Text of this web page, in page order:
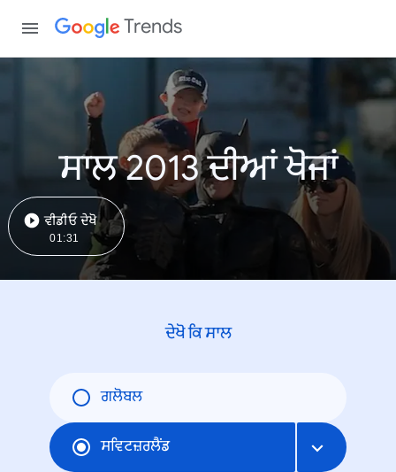
Trends
ਸਾਲ 2013 ਦੀਆਂ ਖੋਜਾਂ
ਵੀਡੀਓ ਦੇਖੋ
01:31
ਦੇਖੋ ਕਿ ਸਾਲ
ਗਲੋਬਲ
ਸਵਿਟਜ਼ਰਲੈਂਡ